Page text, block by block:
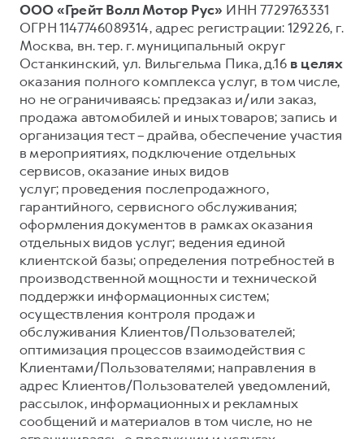
от 3 449 000 ₽
Внедорожники
от 2 499 000 ₽ от 4 049 000 ₽
от 3 799 000 ₽
Система управления автопарком
Записаться на тест-драйв
Рассчитать кредит
Оценить трейд-ин
Конфигуратор модели
Горячая линия
8 (800) 511-59-86
Подписки
Гарантия
Записаться на сервис
Калькулятор ТО
Все о сервисе
Горячая линия
8 (800) 511-59-86
Найти дилера
Горячая линия
8 (800) 511-59-86
ООО «Грейт Волл Мотор Рус» ИНН 7729763331
ОГРН 1147746089314, адрес регистрации: 129226, г.
Москва, вн. тер. г. муниципальный округ
Останкинский, ул. Вильгельма Пика, д.16 в целях
оказания полного комплекса услуг, в том числе,
но не ограничиваясь: предзаказ и/или заказ,
продажа автомобилей и иных товаров; запись и
организация тест – драйва, обеспечение участия
в мероприятиях, подключение отдельных
сервисов, оказание иных видов
услуг; проведения послепродажного,
гарантийного, сервисного обслуживания;
оформления документов в рамках оказания
отдельных видов услуг; ведения единой
клиентской базы; определения потребностей в
производственной мощности и технической
поддержки информационных систем;
осуществления контроля продаж и
обслуживания Клиентов/Пользователей;
оптимизация процессов взаимодействия с
Клиентами/Пользователями; направления в
адрес Клиентов/Пользователей уведомлений,
рассылок, информационных и рекламных
сообщений и материалов в том числе, но не